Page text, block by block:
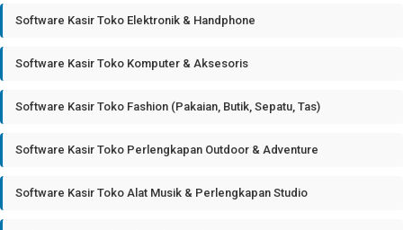
Software Kasir Toko Elektronik & Handphone
Software Kasir Toko Komputer & Aksesoris
Software Kasir Toko Fashion (Pakaian, Butik, Sepatu, Tas)
Software Kasir Toko Perlengkapan Outdoor & Adventure
Software Kasir Toko Alat Musik & Perlengkapan Studio